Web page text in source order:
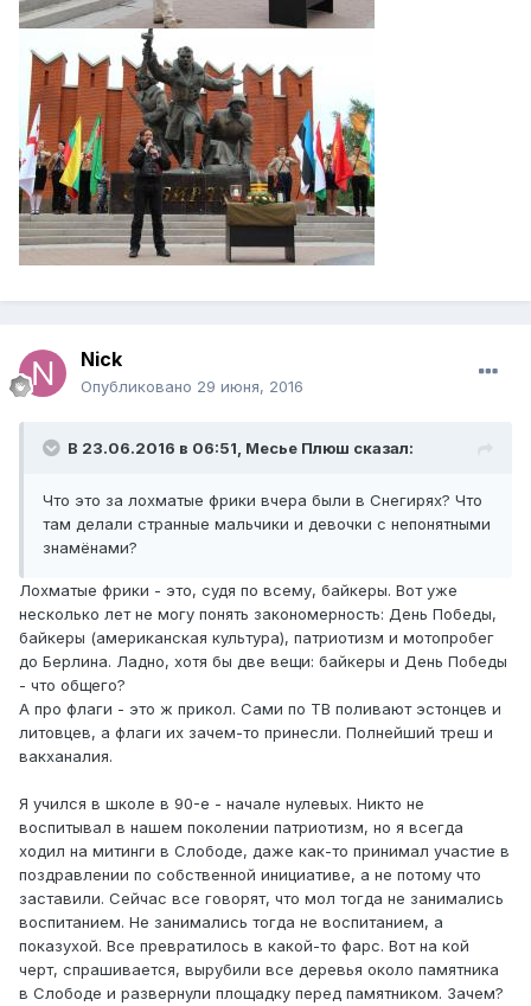
Nick
Опубликовано 29 июня, 2016
В 23.06.2016 в 06:51, Месье Плюш сказал:
Что это за лохматые фрики вчера были в Снегирях? Что
там делали странные мальчики и девочки с непонятными
знамёнами?
Лохматые фрики - это, судя по всему, байкеры. Вот уже
несколько лет не могу понять закономерность: День Победы,
байкеры (американская культура), патриотизм и мотопробег
до Берлина. Ладно, хотя бы две вещи: байкеры и День Победы
- что общего?
А про флаги - это ж прикол. Сами по ТВ поливают эстонцев и
литовцев, а флаги их зачем-то принесли. Полнейший треш и
вакханалия.
Я учился в школе в 90-е - начале нулевых. Никто не
воспитывал в нашем поколении патриотизм, но я всегда
ходил на митинги в Слободе, даже как-то принимал участие в
поздравлении по собственной инициативе, а не потому что
заставили. Сейчас все говорят, что мол тогда не занимались
воспитанием. Не занимались тогда не воспитанием, а
показухой. Все превратилось в какой-то фарс. Вот на кой
черт, спрашивается, вырубили все деревья около памятника
в Слободе и развернули площадку перед памятником. Зачем?